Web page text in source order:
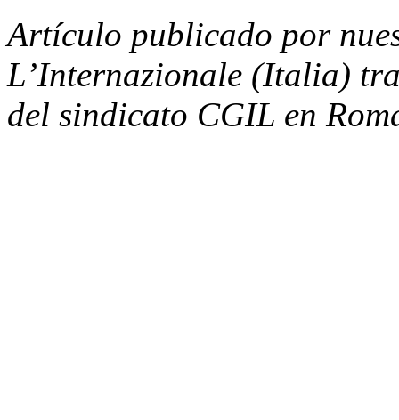
Artículo publicado por
L’Internazionale (Italia)
del sindicato CGIL en